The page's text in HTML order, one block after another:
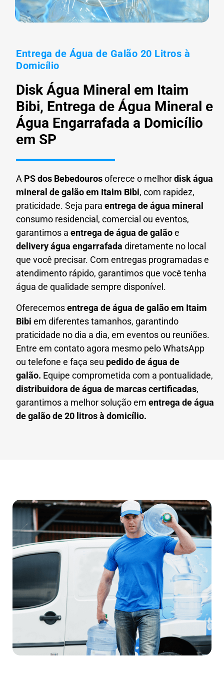
Entrega de Água de Galão 20 Litros à
Domicílio
Disk Água Mineral em Itaim
Bibi, Entrega de Água Mineral e
Água Engarrafada a Domicílio
em SP
A PS dos Bebedourosoferece o melhordisk água
mineral de galão em Itaim Bibi, com rapidez,
praticidade. Seja para entrega de água mineral
consumo residencial, comercial ou eventos,
garantimos a entrega de água de galãoe
delivery água engarrafada diretamente no local
que você precisar. Com entregas programadas e
atendimento rápido, garantimos que você tenha
água de qualidade sempre disponível.
Oferecemosentrega de água de galão em Itaim
Bibi em diferentes tamanhos, garantindo
praticidade no dia a dia, em eventos ou reuniões.
Entre em contato agora mesmo pelo WhatsApp
ou telefone e faça seu pedido de água de
galão. Equipe comprometida com a pontualidade,
distribuidora de água de marcas certificadas,
garantimos a melhor solução em entrega de água
de galão de 20 litros à domicílio.